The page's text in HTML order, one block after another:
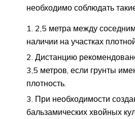
необходимо соблюдать
2,5 метра между
наличии на участках
Дистанцию
3,5 метров, если грунты
плотность.
При необходимости
бальзамических хвойных